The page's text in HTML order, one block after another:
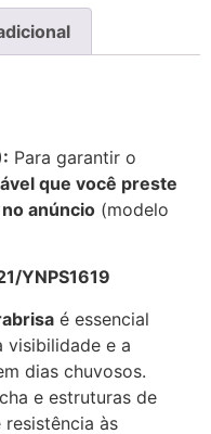
Para garantir o
que você preste
anúncio (modelo
YNPS1619
é essencial
visibilidade e a
dias chuvosos.
e estruturas de
às